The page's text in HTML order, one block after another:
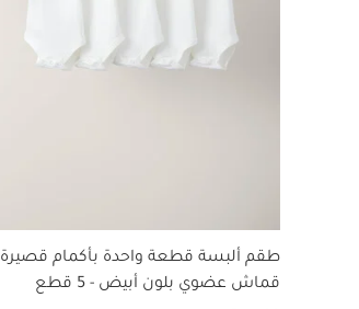
طقم ألبسة قطعة واحدة بأكمام قصيرة
قماش عضوي بلون أبيض - 5 قطع